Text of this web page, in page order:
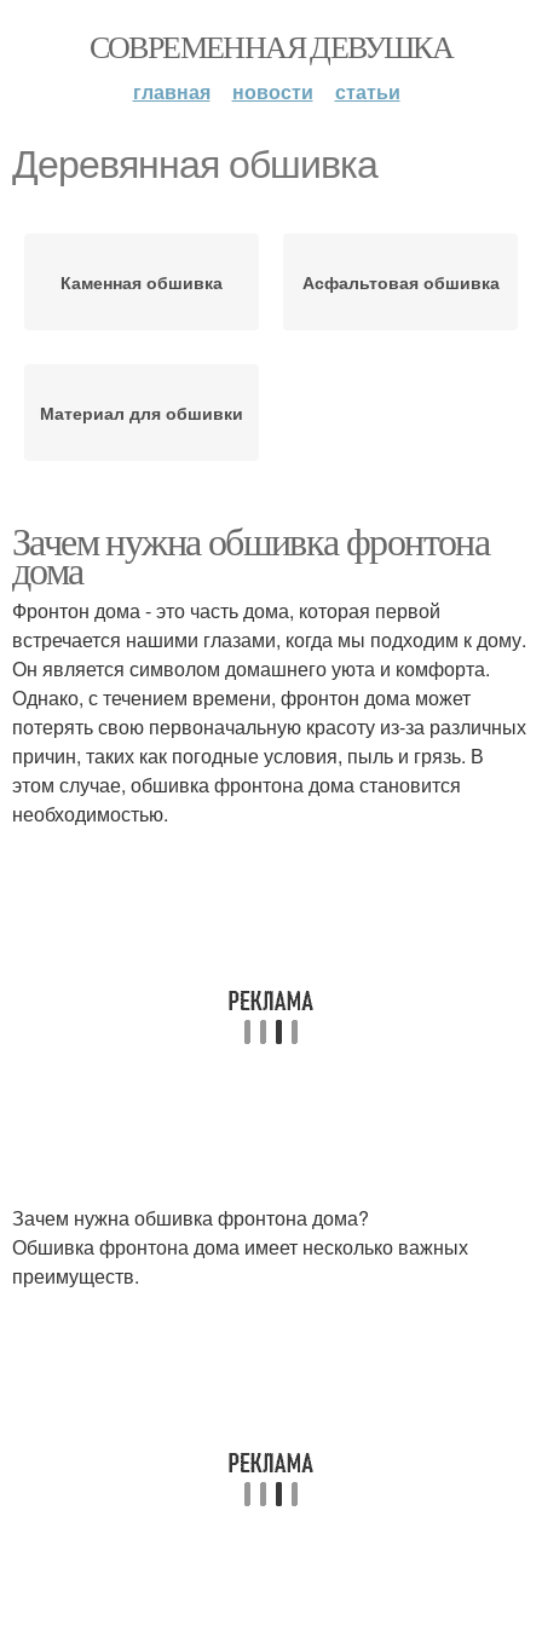
СОВРЕМЕННАЯ ДЕВУШКА
главная новости статьи
Деревянная обшивка
Каменная обшивка Асфальтовая обшивка
Материал для обшивки
Зачем нужна обшивка фронтона
дома
Фронтон дома - это часть дома, которая первой
встречается нашими глазами, когда мы подходим к дому.
Он является символом домашнего уюта и комфорта.
Однако, с течением времени, фронтон дома может
потерять свою первоначальную красоту из-за различных
причин, таких как погодные условия, пыль и грязь. В
этом случае, обшивка фронтона дома становится
необходимостью.
Зачем нужна обшивка фронтона дома?
Обшивка фронтона дома имеет несколько важных
преимуществ.